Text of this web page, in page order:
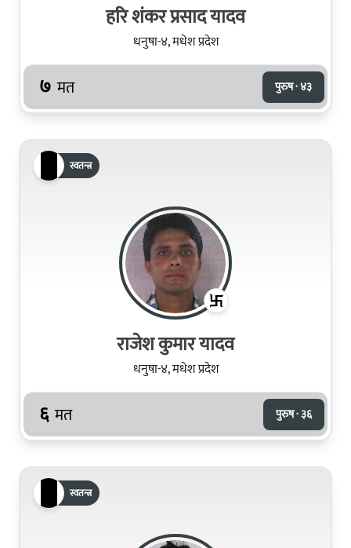
हरि शंकर प्रसाद यादव
धनुषा-४, मधेश प्रदेश
७ मत पुरुष · ४३
स्वतन्त्र
राजेश कुमार यादव
धनुषा-४, मधेश प्रदेश
६ मत पुरुष · ३६
स्वतन्त्र